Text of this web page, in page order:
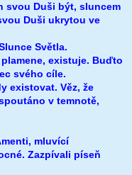
svou Duši být, sluncem
Duši ukrytou ve
Světla.
existuje. Buďto
svého cíle.
existovat. Věz, že
v temnotě,
mluvící
Zazpívali píseň